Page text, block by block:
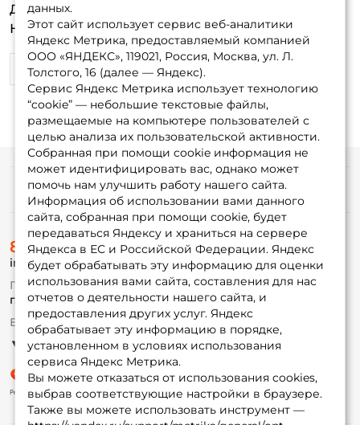
Достоинства:
Недостатки:Если есть, рыбалка покажет.
0 0
данных.
Этот сайт использует сервис веб-аналитики
Яндекс Метрика, предоставляемый компанией
ООО «ЯНДЕКС», 119021, Россия, Москва, ул. Л.
Толстого, 16 (далее — Яндекс).
Сервис Яндекс Метрика использует технологию
“cookie” — небольшие текстовые файлы,
размещаемые на компьютере пользователей с
целью анализа их пользовательской активности.
Собранная при помощи cookie информация не
может идентифицировать вас, однако может
помочь нам улучшить работу нашего сайта.
Информация об использовании вами данного
сайта, собранная при помощи cookie, будет
передаваться Яндексу и храниться на сервере
Яндекса в ЕС и Российской Федерации. Яндекс
будет обрабатывать эту информацию для оценки
использования вами сайта, составления для нас
отчетов о деятельности нашего сайта, и
предоставления других услуг. Яндекс
обрабатывает эту информацию в порядке,
установленном в условиях использования
сервиса Яндекс Метрика.
Вы можете отказаться от использования cookies,
выбрав соответствующие настройки в браузере.
Также вы можете использовать инструмент —
Информация
О магазине
Доставка
Оплата
Fox-bonus
Гуру
Партнерская программа
8 (495) 532-77-88
info@foxfishing.ru
По вопросам с заказом
г. Москва, ул. Плеханова д.7
Ежедневно 10:00 до 20:00